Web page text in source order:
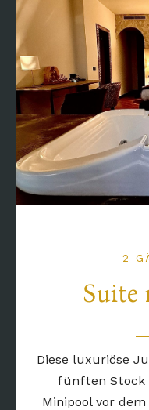
2
Suite
Diese luxuriöse
fünften Stock
Minipool vor